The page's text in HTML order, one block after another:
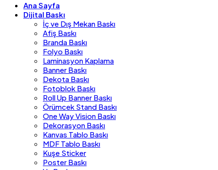
Ana Sayfa
Dijital Baskı
İç ve Dış Mekan Baskı
Afiş Baskı
Branda Baskı
Folyo Baskı
Laminasyon Kaplama
Banner Baskı
Dekota Baskı
Fotoblok Baskı
Roll Up Banner Baskı
Örümcek Stand Baskı
One Way Vision Baskı
Dekorasyon Baskı
Kanvas Tablo Baskı
MDF Tablo Baskı
Kuşe Sticker
Poster Baskı